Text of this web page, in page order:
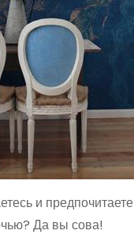
и предпочитаете
Да вы сова!